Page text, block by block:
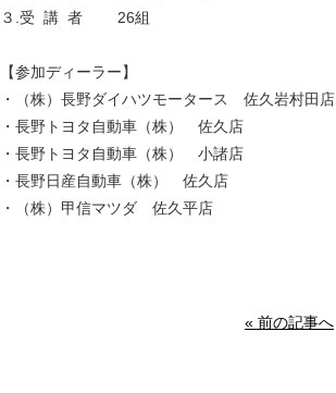
３.受 講 者 26組
【参加ディーラー】
・（株）長野ダイハツモータース 佐久岩村田店
・長野トヨタ自動車（株） 佐久店
・長野トヨタ自動車（株） 小諸店
・長野日産自動車（株） 佐久店
・（株）甲信マツダ 佐久平店
« 前の記事へ